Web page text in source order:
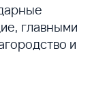
главными
и